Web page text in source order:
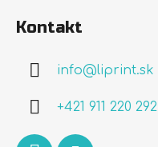
Kontakt
info@liprint.sk
+421 911 220 292